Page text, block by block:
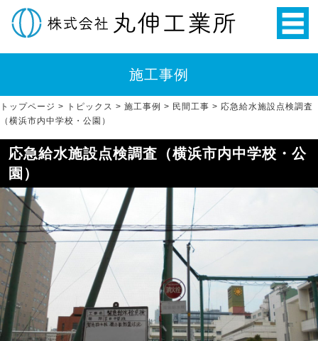
施工事例
トップページ > トピックス > 施工事例 > 民間工事 > 応急給水施設点検調査
（横浜市内中学校・公園）
応急給水施設点検調査（横浜市内中学校・公
園）